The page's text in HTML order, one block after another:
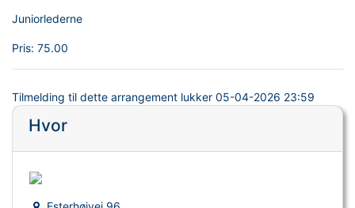
Juniorlederne
Pris: 75.00
Tilmelding til dette arrangement lukker 05-04-2026 23:59
Hvor